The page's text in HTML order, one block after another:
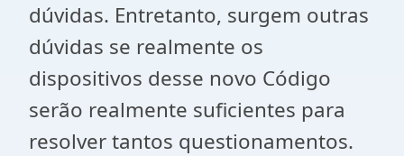
dúvidas. Entretanto, surgem outras
dúvidas se realmente os
dispositivos desse novo Código
serão realmente suficientes para
resolver tantos questionamentos.